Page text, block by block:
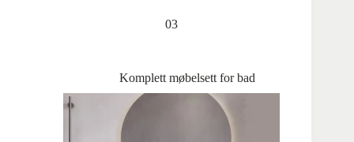
03
Komplett møbelsett for bad